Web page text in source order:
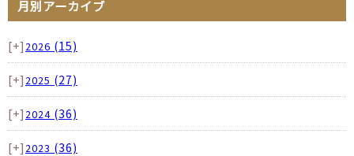
月別アーカイブ
[+] 2026 (15)
[+] 2025 (27)
[+] 2024 (36)
[+] 2023 (36)